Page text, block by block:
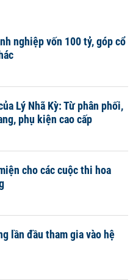
nghiệp vốn 100 tỷ, góp cổ
Lý Nhã Kỳ: Từ phân phối,
phụ kiện cao cấp
cho các cuộc thi hoa
lần đầu tham gia vào hệ